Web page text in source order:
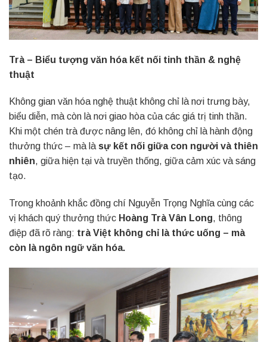
Trà – Biểu tượng văn hóa kết nối tinh thần & nghệ
thuật
Không gian văn hóa nghệ thuật không chỉ là nơi trưng bày,
biểu diễn, mà còn là nơi giao hòa của các giá trị tinh thần.
Khi một chén trà được nâng lên, đó không chỉ là hành động
thưởng thức – mà là sự kết nối giữa con người và thiên
nhiên, giữa hiện tại và truyền thống, giữa cảm xúc và sáng
tạo.
Trong khoảnh khắc đồng chí Nguyễn Trọng Nghĩa cùng các
vị khách quý thưởng thức Hoàng Trà Vân Long, thông
điệp đã rõ ràng: trà Việt không chỉ là thức uống – mà
còn là ngôn ngữ văn hóa.